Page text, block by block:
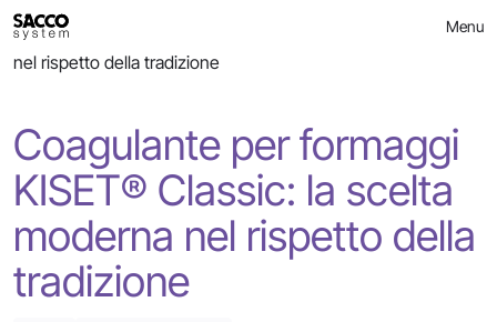
Skip
to
content
Menu
BLOG
>
Coagulante per formaggi KISET® Classic: la scelta moderna
nel rispetto della tradizione
Coagulante per formaggi
KISET® Classic: la scelta
moderna nel rispetto della
tradizione